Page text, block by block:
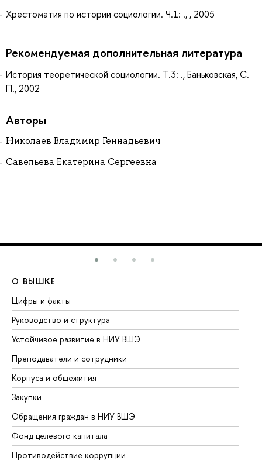
Хрестоматия по истории социологии. Ч.1: ., , 2005
Рекомендуемая дополнительная литература
История теоретической социологии. Т.3: ., Баньковская, С.
П., 2002
Авторы
Николаев Владимир Геннадьевич
Савельева Екатерина Сергеевна
О ВЫШКЕ
Цифры и факты
Руководство и структура
Устойчивое развитие в НИУ ВШЭ
Преподаватели и сотрудники
Корпуса и общежития
Закупки
Обращения граждан в НИУ ВШЭ
Фонд целевого капитала
Противодействие коррупции